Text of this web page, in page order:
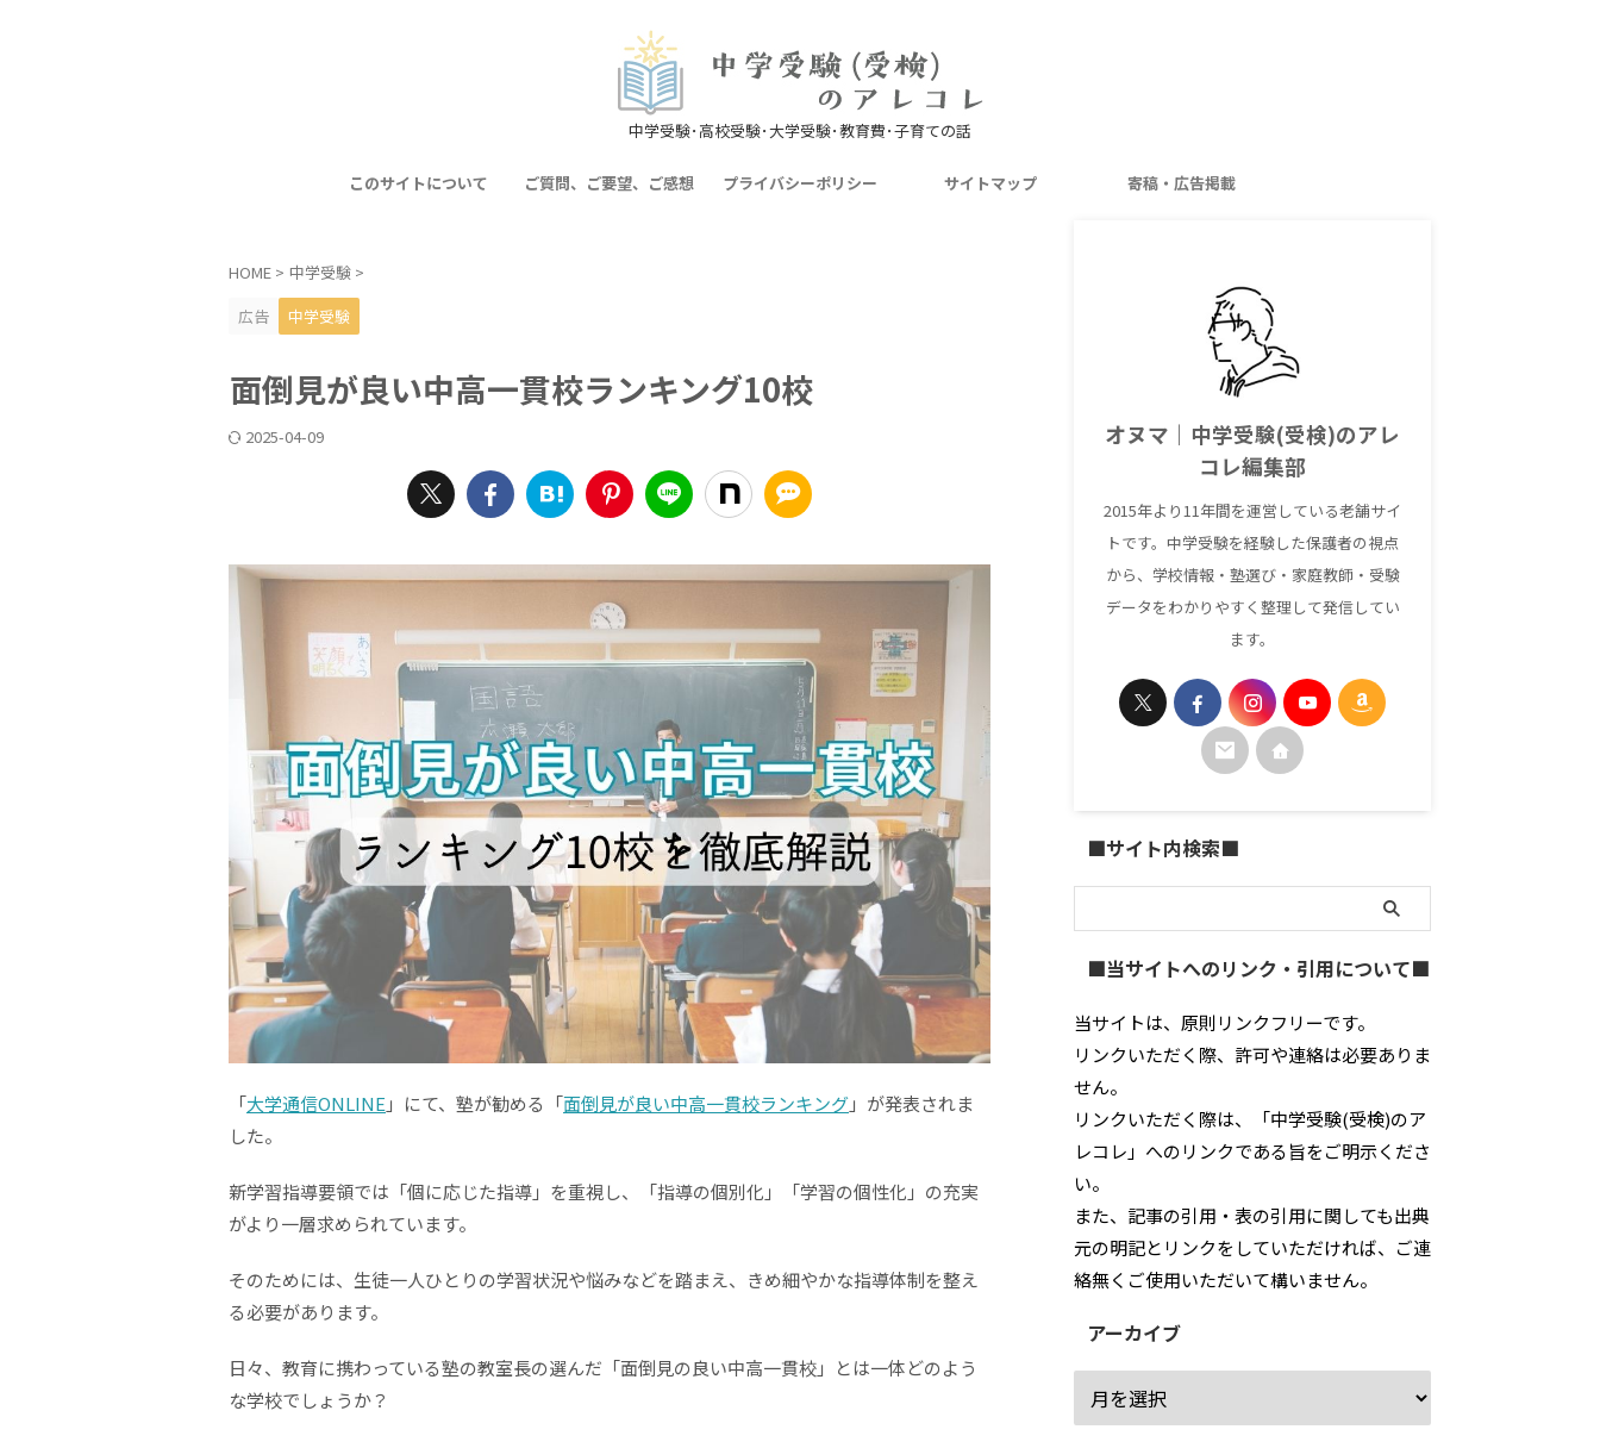
中学受験･高校受験･大学受験･教育費･子育ての話
このサイトについて ご質問、ご要望、ご感想 プライバシーポリシー サイトマップ 寄稿・広告掲載
HOME > 中学受験 >
広告
中学受験
面倒見が良い中高一貫校ランキング10校
2025-04-09
「大学通信ONLINE」にて、塾が勧める「面倒見が良い中高一貫校ランキング」が発表されま
した。
新学習指導要領では「個に応じた指導」を重視し、「指導の個別化」「学習の個性化」の充実
がより一層求められています。
そのためには、生徒一人ひとりの学習状況や悩みなどを踏まえ、きめ細やかな指導体制を整え
る必要があります。
日々、教育に携わっている塾の教室長の選んだ「面倒見の良い中高一貫校」とは一体どのよう
な学校でしょうか？
オヌマ｜中学受験(受検)のアレ
コレ編集部
2015年より11年間を運営している老舗サイ
トです。中学受験を経験した保護者の視点
から、学校情報・塾選び・家庭教師・受験
データをわかりやすく整理して発信してい
ます。
■サイト内検索■
■当サイトへのリンク・引用について■
当サイトは、原則リンクフリーです。
リンクいただく際、許可や連絡は必要ありま
せん。
リンクいただく際は、「中学受験(受検)のア
レコレ」へのリンクである旨をご明示くださ
い。
また、記事の引用・表の引用に関しても出典
元の明記とリンクをしていただければ、ご連
絡無くご使用いただいて構いません。
アーカイブ